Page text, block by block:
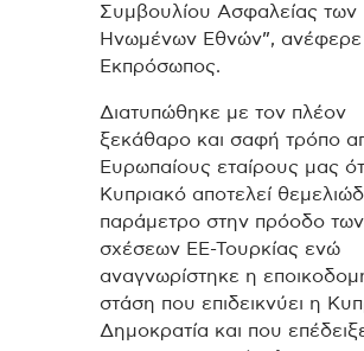
Συμβουλίου Ασφαλείας των
Ηνωμένων Εθνών”,
Εκπρόσωπος.
Διατυπώθηκε με τον πλέον
ξεκάθαρο και σαφή τρόπο
Ευρωπαίους εταίρους μας
Κυπριακό αποτελεί
παράμετρο στην πρόοδο των
σχέσεων ΕΕ-Τουρκίας ενώ
αναγνωρίστηκε η
στάση που επιδεικνύει η
Δημοκρατία και που